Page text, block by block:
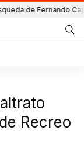
de Fernando CappiEl
Recreo